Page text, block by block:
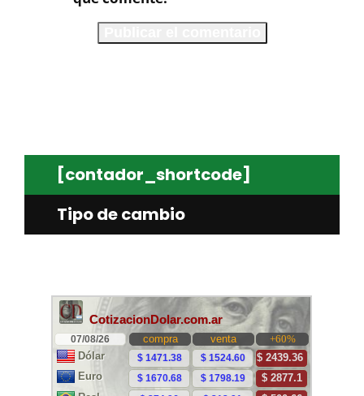
[contador_shortcode]
Tipo de cambio